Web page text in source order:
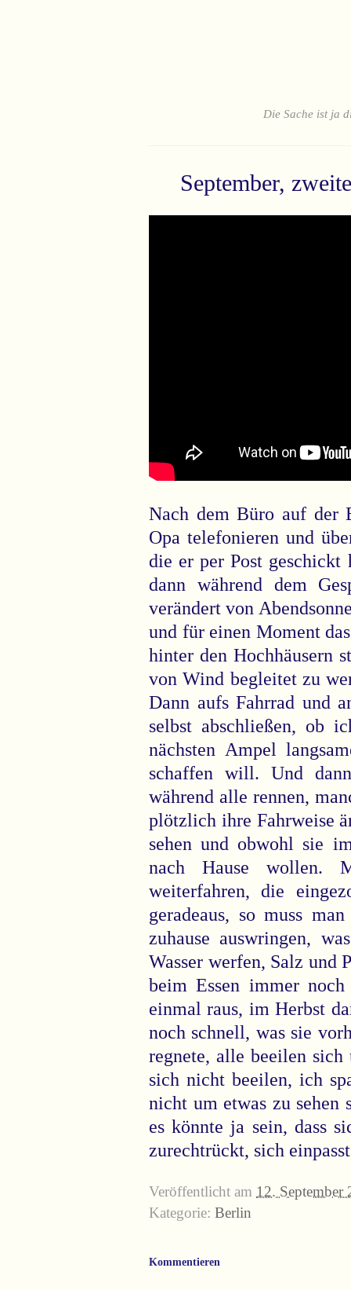
Die Sache ist ja
September,
Nach dem Büro auf der
Opa telefonieren und
die er per Post
dann während dem
verändert von
und für einen Moment
hinter den Hochhäusern
von Wind begleitet zu
Dann aufs Fahrrad und
selbst abschließen, ob
nächsten Ampel
schaffen will. Und
während alle rennen,
plötzlich ihre Fahrweise
sehen und obwohl sie
nach Hause wollen.
weiterfahren, die
geradeaus, so muss
zuhause auswringen,
Wasser werfen, Salz und
beim Essen immer noch
einmal raus, im Herbst
noch schnell, was sie
regnete, alle beeilen
sich nicht beeilen, ich
nicht um etwas zu sehen
es könnte ja sein, dass
zurechtrückt, sich
Veröffentlicht am 12. September
Kategorie: Berlin
Kommentieren